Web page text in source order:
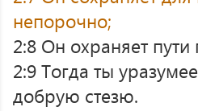
непорочно;
2:8 Он охраняет
2:9 Тогда ты
добрую стезю.